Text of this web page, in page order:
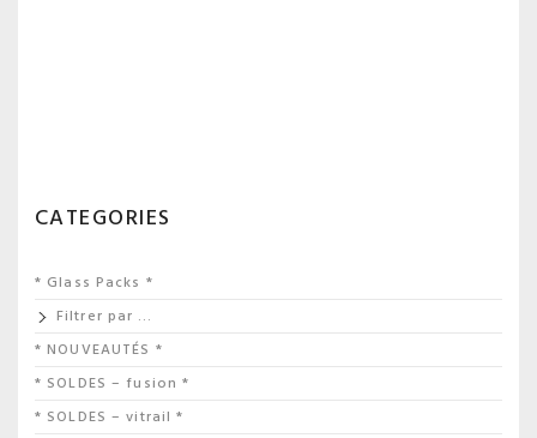
CATEGORIES
* Glass Packs *
Filtrer par …
* NOUVEAUTÉS *
* SOLDES – fusion *
* SOLDES – vitrail *